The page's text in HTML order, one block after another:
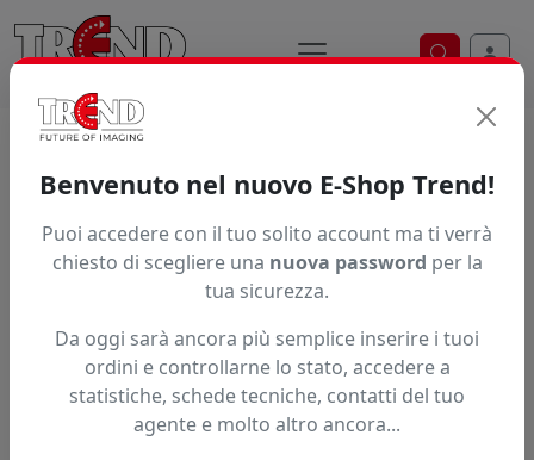
Ricerca
Articolo non trovato.
Hai trovato questo prodotto ad un prezzo più basso?
Fai una segnalazione
Benvenuto nel nuovo E-Shop Trend!
Puoi accedere con il tuo solito account ma ti verrà
chiesto di scegliere una nuova password per la
tua sicurezza.
Da oggi sarà ancora più semplice inserire i tuoi
ordini e controllarne lo stato, accedere a
statistiche, schede tecniche, contatti del tuo
agente e molto altro ancora...